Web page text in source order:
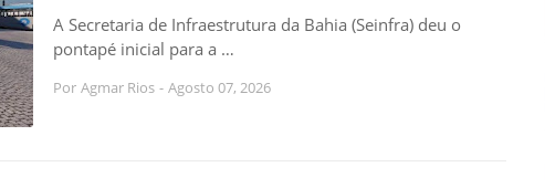
A Secretaria de Infraestrutura da Bahia (Seinfra) deu o
pontapé inicial para a …
Por Agmar Rios - Agosto 07, 2026